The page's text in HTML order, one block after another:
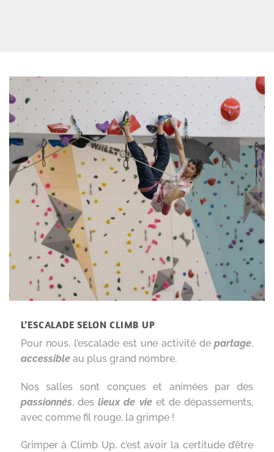
L’ESCALADE SELON CLIMB UP
Pour nous, l’escalade est une activité departage,
accessible au plus grand nombre.
Nos salles sont conçues et animées par des
passionnés, deslieux de vieet de dépassements,
avec comme fil rouge, la grimpe !
Grimper à Climb Up, c’est avoir la certitude d’être